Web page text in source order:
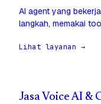
AI agent yang
langkah, memakai
Lihat layanan →
Jasa Voice AI &